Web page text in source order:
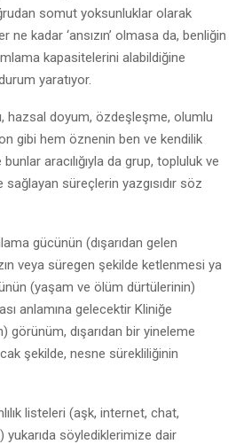
somut yoksunluklar olarak
ne kadar ‘ansızın’ olmasa da, benliğin
kapasitelerini alabildiğine
yaratıyor.
hazsal doyum, özdeşleşme, olumlu
gibi hem öznenin ben ve kendilik
aracılığıyla da grup, topluluk ve
süreçlerin yazgısıdır söz
gücünün (dışarıdan gelen
veya süregen şekilde ketlenmesi ya
(yaşam ve ölüm dürtülerinin)
anlamına gelecektir Kliniğe
görünüm, dışarıdan bir yineleme
şekilde, nesne sürekliliğinin
listeleri (aşk, internet, chat,
yukarıda söylediklerimize dair